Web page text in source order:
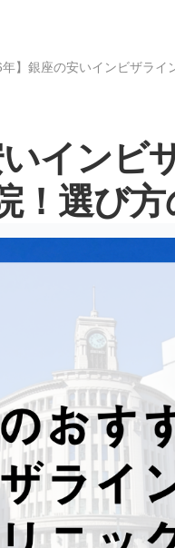
年】銀座の安いインビザラ
いインビ
！選び